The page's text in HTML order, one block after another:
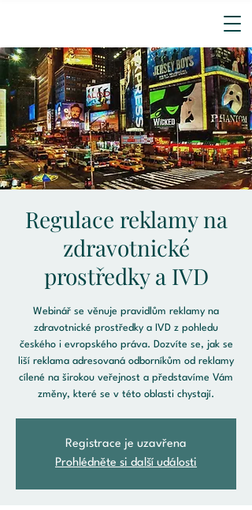
Regulace reklamy na
zdravotnické
prostředky a IVD
Webinář se věnuje pravidlům reklamy na
zdravotnické prostředky a IVD z pohledu
českého i evropského práva. Dozvíte se, jak se
liší reklama adresovaná odborníkům od reklamy
cílené na širokou veřejnost a představíme Vám
změny, které se v této oblasti chystají.
Registrace je uzavřena
Prohlédněte si další události